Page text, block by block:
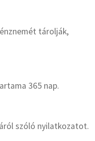
tárolják,
365 nap.
szóló nyilatkozatot.